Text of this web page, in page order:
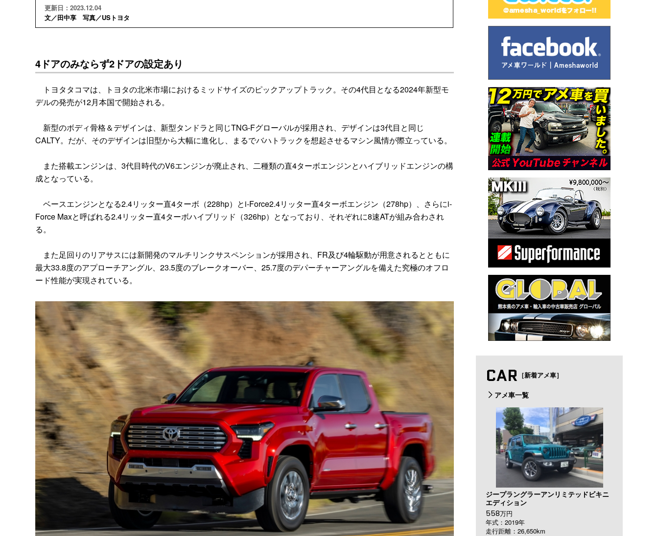
更新日：2023.12.04
文／田中享 写真／USトヨタ
4ドアのみならず2ドアの設定あり
トヨタタコマは、トヨタの北米市場におけるミッドサイズのピックアップトラック。その4代目となる2024年新型モ
デルの発売が12月本国で開始される。
新型のボディ骨格＆デザインは、新型タンドラと同じTNG-Fグローバルが採用され、デザインは3代目と同じ
CALTY。だが、そのデザインは旧型から大幅に進化し、まるでバハトラックを想起させるマシン風情が際立っている。
また搭載エンジンは、3代目時代のV6エンジンが廃止され、二種類の直4ターボエンジンとハイブリッドエンジンの構
成となっている。
ベースエンジンとなる2.4リッター直4ターボ（228hp）とi-Force2.4リッター直4ターボエンジン（278hp）、さらにi-
Force Maxと呼ばれる2.4リッター直4ターボハイブリッド（326hp）となっており、それぞれに8速ATが組み合わされ
る。
また足回りのリアサスには新開発のマルチリンクサスペンションが採用され、FR及び4輪駆動が用意されるとともに
最大33.8度のアプローチアングル、23.5度のブレークオーバー、25.7度のデパーチャーアングルを備えた究極のオフロ
ード性能が実現されている。
CAR ［新着アメ車］
アメ車一覧
ジープラングラーアンリミテッドビキニ
エディション
558万円
年式：2019年
走行距離：26,650km